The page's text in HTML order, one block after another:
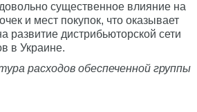
существенное влияние на
и мест покупок, что оказывает
развитие дистрибьюторской сети
в Украине.
расходов обеспеченной группы